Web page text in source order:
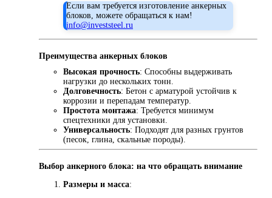
Если вам требуется изготовление анкерных
блоков, можете обращаться к нам!
info@investsteel.ru
Преимущества анкерных блоков
Высокая прочность: Способны выдерживать
нагрузки до нескольких тонн.
Долговечность: Бетон с арматурой устойчив к
коррозии и перепадам температур.
Простота монтажа: Требуется минимум
спецтехники для установки.
Универсальность: Подходят для разных грунтов
(песок, глина, скальные породы).
Выбор анкерного блока: на что обращать внимание
Размеры и масса: